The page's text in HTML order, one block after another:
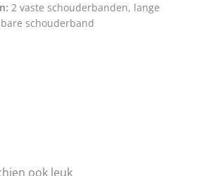
2 vaste schouderbanden, lange
schouderband
ook leuk